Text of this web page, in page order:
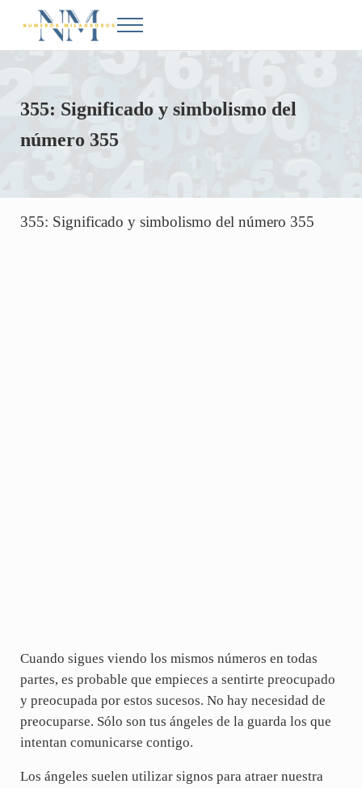
Saltar al contenido principal
Skip to after header navigation
Skip to site footer
Números Milagrosos
Conoce el significado de los números en la Biblia
Menu
355: Significado y simbolismo del
número 355
355: Significado y simbolismo del número 355
Cuando sigues viendo los mismos números en todas
partes, es probable que empieces a sentirte preocupado
y preocupada por estos sucesos. No hay necesidad de
preocuparse. Sólo son tus ángeles de la guarda los que
intentan comunicarse contigo.
Los ángeles suelen utilizar signos para atraer nuestra